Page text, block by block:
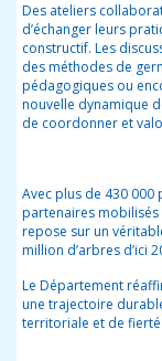
Des ateliers
d’échanger leurs
constructif. Les
des méthodes de
pédagogiques ou
nouvelle dynamique
de coordonner et
Avec plus de 430
partenaires mobilisés
repose sur un
million d’arbres d’ici
Le Département
une trajectoire
territoriale et de